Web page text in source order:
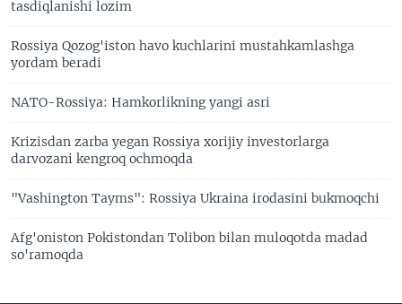
tasdiqlanishi lozim
Rossiya Qozog'iston havo kuchlarini mustahkamlashga
yordam beradi
NATO-Rossiya: Hamkorlikning yangi asri
Krizisdan zarba yegan Rossiya xorijiy investorlarga
darvozani kengroq ochmoqda
"Vashington Tayms": Rossiya Ukraina irodasini bukmoqchi
Afg'oniston Pokistondan Tolibon bilan muloqotda madad
so'ramoqda